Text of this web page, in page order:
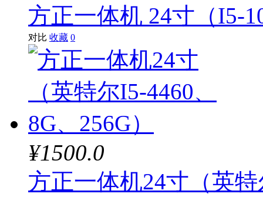
方正一体机 24寸（I5-
对比 收藏 0
¥1500.0
方正一体机24寸（英